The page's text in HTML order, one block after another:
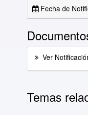
Fecha de
Ver
Temas